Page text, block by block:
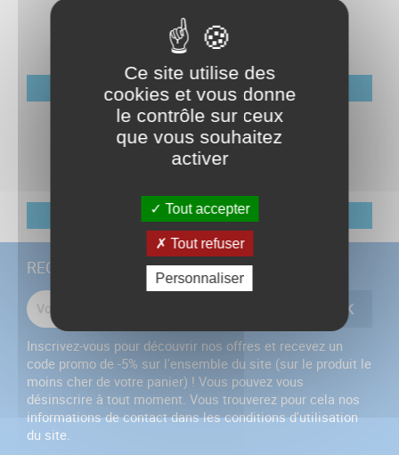
SUROIL
VIPER
RECEVEZ NOS OFFRES SPÉCIALES
Inscrivez-vous pour découvrir nos offres et recevez un
code promo de -5% sur l'ensemble du site (sur le produit le
moins cher de votre panier) ! Vous pouvez vous
désinscrire à tout moment. Vous trouverez pour cela nos
informations de contact dans les conditions d'utilisation
du site.
Ce site utilise des
cookies et vous donne
le contrôle sur ceux
que vous souhaitez
activer
Tout accepter
Tout refuser
Personnaliser